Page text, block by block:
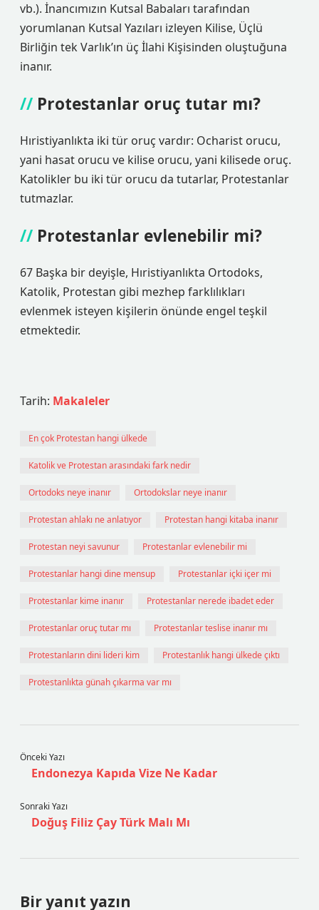
vb.). İnancımızın Kutsal Babaları tarafından
yorumlanan Kutsal Yazıları izleyen Kilise, Üçlü
Birliğin tek Varlık’ın üç İlahi Kişisinden oluştuğuna
inanır.
Protestanlar oruç tutar mı?
Hıristiyanlıkta iki tür oruç vardır: Ocharist orucu,
yani hasat orucu ve kilise orucu, yani kilisede oruç.
Katolikler bu iki tür orucu da tutarlar, Protestanlar
tutmazlar.
Protestanlar evlenebilir mi?
67 Başka bir deyişle, Hıristiyanlıkta Ortodoks,
Katolik, Protestan gibi mezhep farklılıkları
evlenmek isteyen kişilerin önünde engel teşkil
etmektedir.
Tarih: Makaleler
En çok Protestan hangi ülkede
Katolik ve Protestan arasındaki fark nedir
Ortodoks neye inanır Ortodokslar neye inanır
Protestan ahlakı ne anlatıyor Protestan hangi kitaba inanır
Protestan neyi savunur Protestanlar evlenebilir mi
Protestanlar hangi dine mensup Protestanlar içki içer mi
Protestanlar kime inanır Protestanlar nerede ibadet eder
Protestanlar oruç tutar mı Protestanlar teslise inanır mı
Protestanların dini lideri kim Protestanlık hangi ülkede çıktı
Protestanlıkta günah çıkarma var mı
Önceki Yazı
Endonezya Kapıda Vize Ne Kadar
Sonraki Yazı
Doğuş Filiz Çay Türk Malı Mı
Bir yanıt yazın